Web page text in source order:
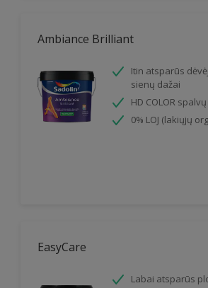
Ambiance Brilliant
Itin atsparūs
sienų dažai
HD COLOR
0% LOJ (lakiųjų
EasyCare
Labai atsparūs